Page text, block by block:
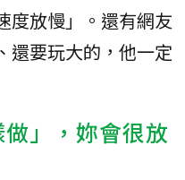
度放慢」。還有網友
還要玩大的，他一定
」，妳會很放